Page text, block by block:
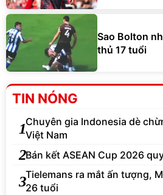
Sao Bolton
thủ 17 tuổi
TIN NÓNG
1Chuyên gia Indonesia dè
Việt Nam
2Bán kết ASEAN Cup 2026
3Tielemans ra mắt ấn tượng,
26 tuổi